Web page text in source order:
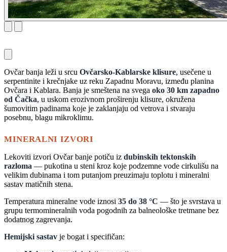
Ovčar banja leži u srcu Ovčarsko-Kablarske klisure, usečene u
serpentinite i krečnjake uz reku Zapadnu Moravu, između planina
Ovčara i Kablara. Banja je smeštena na svega oko 30 km zapadno
od Čačka, u uskom erozivnom proširenju klisure, okružena
šumovitim padinama koje je zaklanjaju od vetrova i stvaraju
posebnu, blagu mikroklimu.
MINERALNI IZVORI
Lekoviti izvori Ovčar banje potiču iz dubinskih tektonskih
razloma — pukotina u steni kroz koje podzemne vode cirkulišu na
velikim dubinama i tom putanjom preuzimaju toplotu i mineralni
sastav matičnih stena.
Temperatura mineralne vode iznosi 35 do 38 °C — što je svrstava u
grupu termomineralnih voda pogodnih za balneološke tretmane bez
dodatnog zagrevanja.
Hemijski sastav je bogat i specifičan: